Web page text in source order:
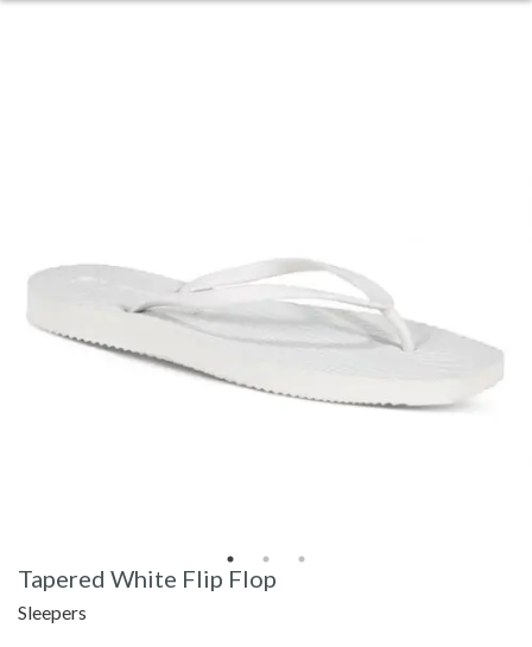
Tapered White Flip Flop
Sleepers